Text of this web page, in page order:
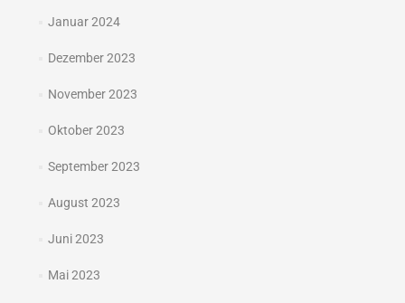
Januar 2024
Dezember 2023
November 2023
Oktober 2023
September 2023
August 2023
Juni 2023
Mai 2023